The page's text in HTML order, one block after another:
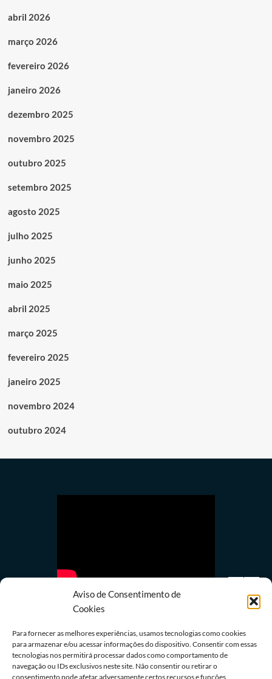
Aviso de Consentimento de
Cookies
Para fornecer as melhores experiências, usamos tecnologias como cookies
para armazenar e/ou acessar informações do dispositivo. Consentir com essas
tecnologias nos permitirá processar dados como comportamento de
navegação ou IDs exclusivos neste site. Não consentir ou retirar o
consentimento pode afetar adversamente certos recursos e funções.
abril 2026
março 2026
fevereiro 2026
janeiro 2026
dezembro 2025
novembro 2025
outubro 2025
setembro 2025
agosto 2025
julho 2025
junho 2025
maio 2025
abril 2025
março 2025
fevereiro 2025
janeiro 2025
novembro 2024
outubro 2024
Política
Partidos têm até o dia 15 para registrarem